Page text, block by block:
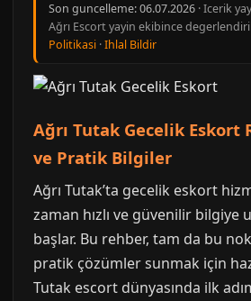
Son guncelleme:06.07.2026 · Icerik
Ağrı Escort yayin ekibince
Politikasi ·Ihlal Bildir
Ağrı Tutak Gecelik Eskort
ve Pratik Bilgiler
Ağrı Tutak’ta gecelik eskort
zaman hızlı ve güvenilir bilgiye
başlar. Bu rehber, tam da bu
pratik çözümler sunmak için
Tutak escort dünyasında ilk